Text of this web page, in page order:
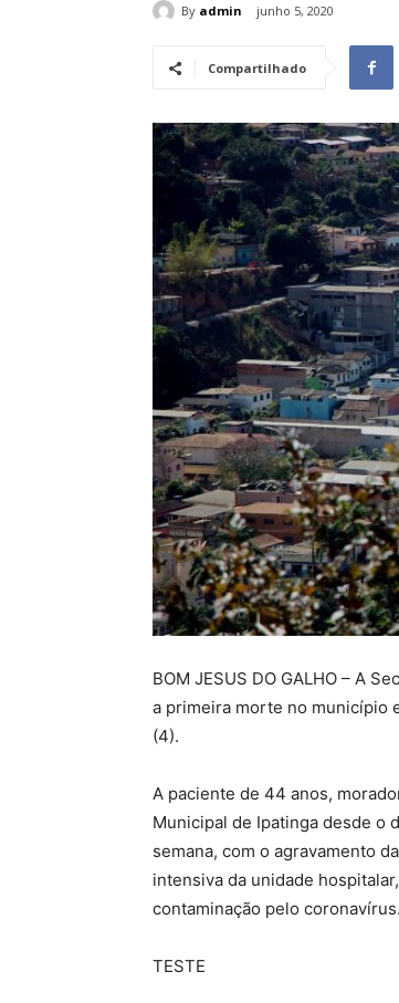
By admin junho 5, 2020
Compartilhado
BOM JESUS DO GALHO – A
a primeira morte no município
(4).
A paciente de 44 anos,
Municipal de Ipatinga desde o
semana, com o agravamento
intensiva da unidade
contaminação pelo coronavírus.
TESTE